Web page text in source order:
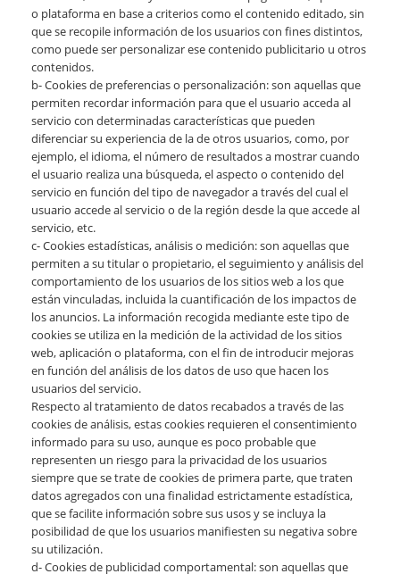
o plataforma en base a criterios como el contenido editado, sin
que se recopile información de los usuarios con fines distintos,
como puede ser personalizar ese contenido publicitario u otros
contenidos.
b- Cookies de preferencias o personalización: son aquellas que
permiten recordar información para que el usuario acceda al
servicio con determinadas características que pueden
diferenciar su experiencia de la de otros usuarios, como, por
ejemplo, el idioma, el número de resultados a mostrar cuando
el usuario realiza una búsqueda, el aspecto o contenido del
servicio en función del tipo de navegador a través del cual el
usuario accede al servicio o de la región desde la que accede al
servicio, etc.
c- Cookies estadísticas, análisis o medición: son aquellas que
permiten a su titular o propietario, el seguimiento y análisis del
comportamiento de los usuarios de los sitios web a los que
están vinculadas, incluida la cuantificación de los impactos de
los anuncios. La información recogida mediante este tipo de
cookies se utiliza en la medición de la actividad de los sitios
web, aplicación o plataforma, con el fin de introducir mejoras
en función del análisis de los datos de uso que hacen los
usuarios del servicio.
Respecto al tratamiento de datos recabados a través de las
cookies de análisis, estas cookies requieren el consentimiento
informado para su uso, aunque es poco probable que
representen un riesgo para la privacidad de los usuarios
siempre que se trate de cookies de primera parte, que traten
datos agregados con una finalidad estrictamente estadística,
que se facilite información sobre sus usos y se incluya la
posibilidad de que los usuarios manifiesten su negativa sobre
su utilización.
d- Cookies de publicidad comportamental: son aquellas que